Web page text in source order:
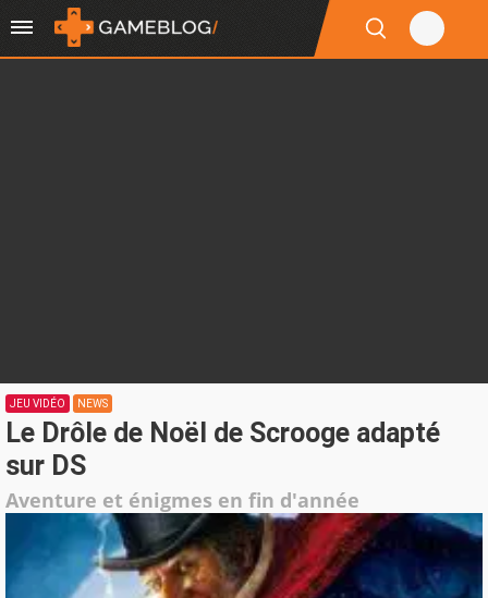
JEU VIDÉO NEWS
Le Drôle de Noël de Scrooge adapté
sur DS
Aventure et énigmes en fin d'année